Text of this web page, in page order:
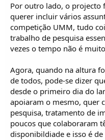
Por outro lado, o projecto
querer incluir vários
competição UMM, tudo
trabalho de pesquisa
vezes o tempo não é
Agora, quando na altura
de todos, pode-se dizer
desde o primeiro dia do
apoiaram o mesmo, quer
pesquisa, tratamento de
poucos que colaboraram
disponibildiade e isso é